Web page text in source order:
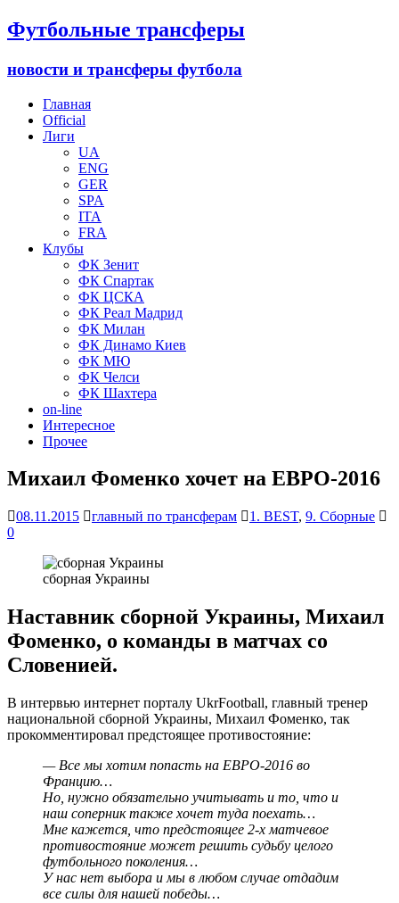
Футбольные трансферы
новости и трансферы футбола
Главная
Official
Лиги
UA
ENG
GER
SPA
ITA
FRA
Клубы
ФК Зенит
ФК Спартак
ФК ЦСКА
ФК Реал Мадрид
ФК Милан
ФК Динамо Киев
ФК МЮ
ФК Челси
ФК Шахтера
on-line
Интересное
Прочее
Михаил Фоменко хочет на ЕВРО-2016
08.11.2015 главный по трансферам 1. BEST, 9. Сборные
0
сборная Украины
Наставник сборной Украины, Михаил
Фоменко, о команды в матчах со
Словенией.
В интервью интернет порталу UkrFootbаll, главный тренер
национальной сборной Украины, Михаил Фоменко, так
прокомментировал предстоящее противостояние:
— Все мы хотим попасть на ЕВРО-2016 во
Францию…
Но, нужно обязательно учитывать и то, что и
наш соперник также хочет туда поехать…
Мне кажется, что предстоящее 2-х матчевое
противостояние может решить судьбу целого
футбольного поколения…
У нас нет выбора и мы в любом случае отдадим
все силы для нашей победы…